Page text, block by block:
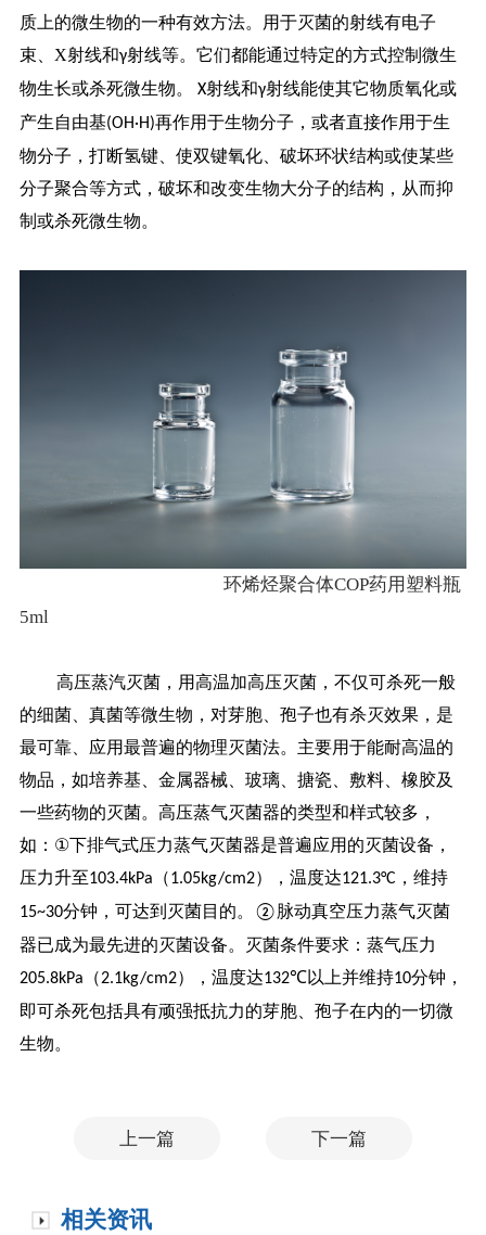
质上的微生物的一种有效方法。用于灭菌的射线有电子
束、 X射线和γ射线等。它们都能通过特定的方式控制微生
物生长或杀死微生物。 X射线和γ射线能使其它物质氧化或
产生自由基(OH·H)再作用于生物分子，或者直接作用于生
物分子，打断氢键、使双键氧化、破坏环状结构或使某些
分子聚合等方式，破坏和改变生物大分子的结构，从而抑
制或杀死微生物。
环烯烃聚合体COP药用塑料瓶
5ml
高压蒸汽灭菌，用高温加高压灭菌，不仅可杀死一般
的细菌、真菌等微生物，对芽胞、孢子也有杀灭效果，是
最可靠、应用最普遍的物理灭菌法。主要用于能耐高温的
物品，如培养基、金属器械、玻璃、搪瓷、敷料、橡胶及
一些药物的灭菌。高压蒸气灭菌器的类型和样式较多，
如： ①下排气式压力蒸气灭菌器是普遍应用的灭菌设备，
压力升至103.4kPa （1.05kg/cm2），温度达121.3°C ，维持
15~30分钟，可达到灭菌目的。 ②脉动真空压力蒸气灭菌
器已成为最先进的灭菌设备。灭菌条件要求：蒸气压力
205.8kPa （2.1kg/cm2），温度达132℃以上并维持10分钟，
即可杀死包括具有顽强抵抗力的芽胞、孢子在内的一切微
生物。
上一篇 下一篇
相关资讯